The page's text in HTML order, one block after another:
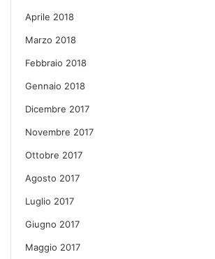
Aprile 2018
Marzo 2018
Febbraio 2018
Gennaio 2018
Dicembre 2017
Novembre 2017
Ottobre 2017
Agosto 2017
Luglio 2017
Giugno 2017
Maggio 2017